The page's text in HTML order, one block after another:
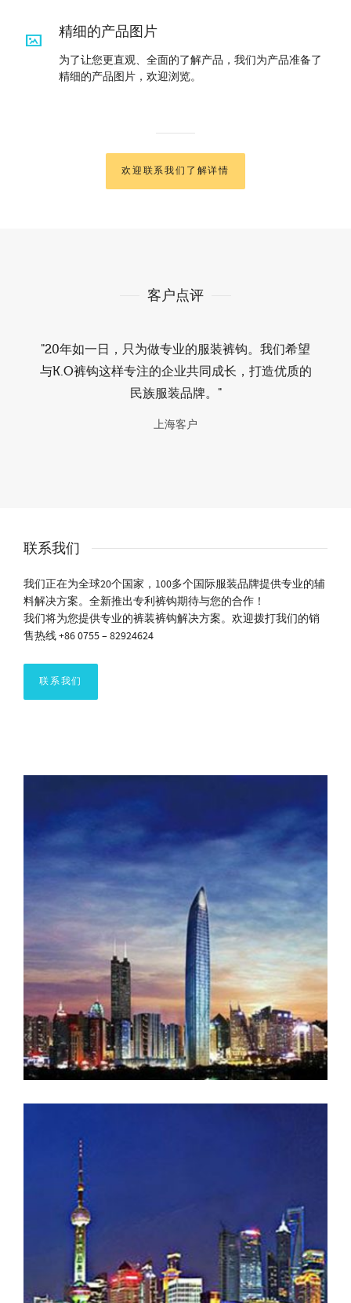
精细的产品图片
为了让您更直观、全面的了解产品，我们为产品准备了
精细的产品图片，欢迎浏览。
欢迎联系我们了解详情
客户点评
"20年如一日，只为做专业的服装裤钩。我们希望
与K.O裤钩这样专注的企业共同成长，打造优质的
民族服装品牌。"
上海客户
联系我们
我们正在为全球20个国家，100多个国际服装品牌提供专业的辅
料解决方案。全新推出专利裤钩期待与您的合作！
我们将为您提供专业的裤装裤钩解决方案。欢迎拨打我们的销
售热线 +86 0755 – 82924624
联系我们